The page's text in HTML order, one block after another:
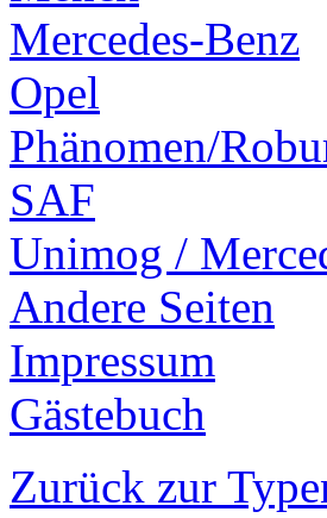
Mercedes-Benz
Opel
Phänomen/
SAF
Unimog /
Andere Seiten
Impressum
Gästebuch
Zurück zur